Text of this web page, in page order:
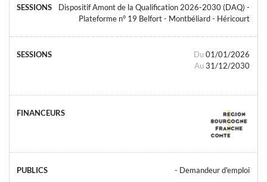
Dispositif Amont de la Qualification 2026-2030 (DAQ) -
Plateforme n° 19 Belfort - Montbéliard - Héricourt
Du 01/01/2026
Au 31/12/2030
- Demandeur d'emploi